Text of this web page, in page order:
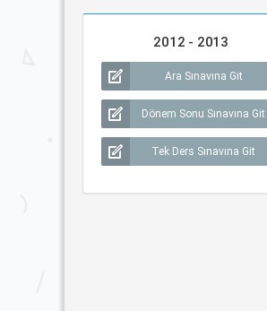
2012 - 2013
Ara Sınavına Git
Dönem Sonu Sınavına Git
Tek Ders Sınavına Git